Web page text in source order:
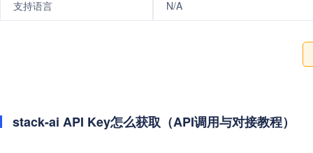
支持语言 N/A
stack-ai API Key怎么获取（API调用与对接教程）